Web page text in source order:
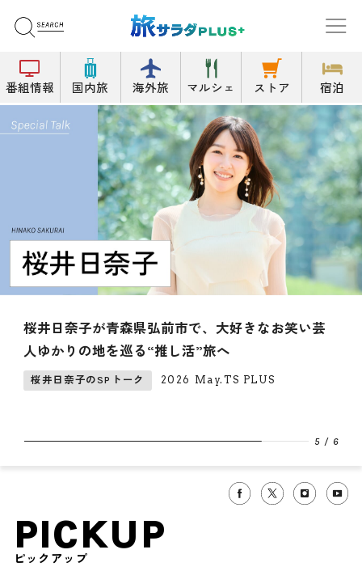
番組情報 国内旅 海外旅 マルシェ ストア 宿泊
が青森県弘前市で、大好きなお笑い芸
地を巡る“推し活”旅へ
2026 May.TS PLUS
のSPトーク
畑芽育
6 / 6
PICKUP
ピックアップ